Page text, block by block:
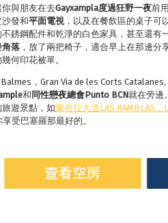
與朋友在去Gayxampla度過狂野一夜前
發和平面電視，以及在餐飲區的桌子可
銹鋼配件和乾淨的白色家具，甚至還有
落，放了兩把椅子，適合早上在那邊分
何印花被單。
，Gran Via de les Corts Catalanes,
和 同性戀夜總會Punto BCN就在旁邊
遊景點，如蘭布拉大道LAS RAMBLAS ，
受巴塞羅那最好的。